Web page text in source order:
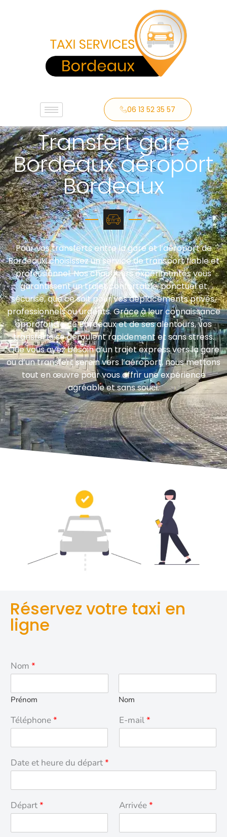
06 13 52 35 57
Transfert gare
Bordeaux aéroport
Bordeaux
Pour vos transferts entre la gare et l’aéroport de
Bordeaux, choisissez un service de transport fiable et
professionnel. Nos chauffeurs expérimentés vous
garantissent un trajet confortable, ponctuel et
sécurisé, que ce soit pour vos déplacements privés,
professionnels ou urgents. Grâce à leur connaissance
approfondie de Bordeaux et de ses alentours, vos
transferts se déroulent rapidement et sans stress.
Que vous ayez besoin d’un trajet express vers la gare
ou d’un transfert serein vers l’aéroport, nous mettons
tout en œuvre pour vous offrir une expérience
agréable et sans souci.
Réservez votre taxi en
ligne
Nom *
Prénom Nom
Téléphone* E-mail*
Date et heure du départ*
Départ* Arrivée*